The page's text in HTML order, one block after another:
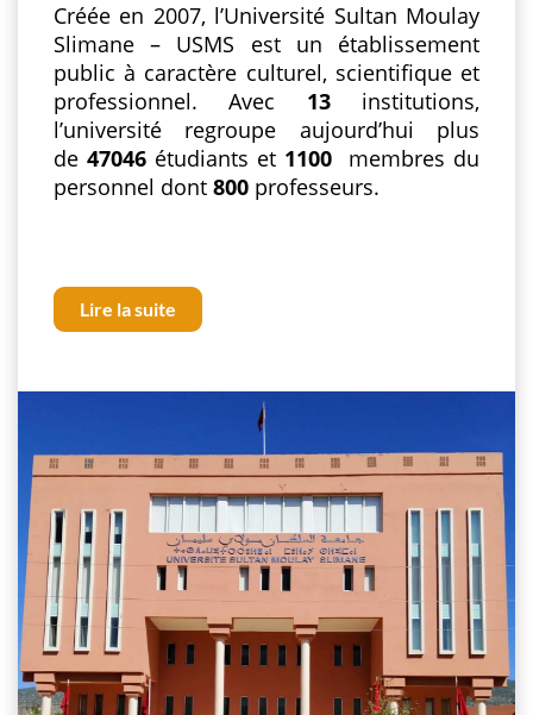
Créée en 2007, l’Université Sultan Moulay
Slimane – USMS est un établissement
public à caractère culturel, scientifique et
professionnel. Avec 13 institutions,
l’université regroupe aujourd’hui plus
de 47046 étudiants et 1100 membres du
personnel dont 800 professeurs.
Lire la suite